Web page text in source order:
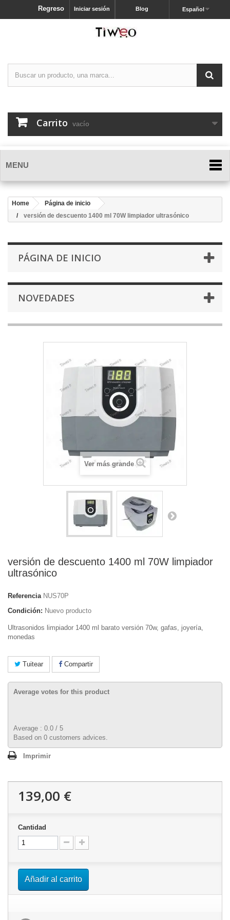
Español
Blog
Iniciar sesión
Regreso
Carrito vacío
MENU
Home
Página de inicio
versión de descuento 1400 ml 70W limpiador ultrasónico
PÁGINA DE INICIO
NOVEDADES
Ver más grande
versión de descuento 1400 ml 70W limpiador
ultrasónico
Referencia NUS70P
Condición: Nuevo producto
Ultrasonidos limpiador 1400 ml barato versión 70w, gafas, joyería,
monedas
Tuitear Compartir
Average votes for this product
Average : 0.0 / 5
Based on 0 customers advices.
Imprimir
139,00 €
Cantidad
Añadir al carrito